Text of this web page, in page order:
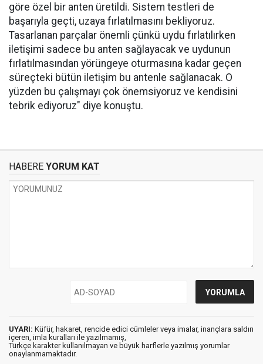
göre özel bir anten üretildi. Sistem testleri de
başarıyla geçti, uzaya fırlatılmasını bekliyoruz.
Tasarlanan parçalar önemli çünkü uydu fırlatılırken
iletişimi sadece bu anten sağlayacak ve uydunun
fırlatılmasından yörüngeye oturmasına kadar geçen
süreçteki bütün iletişim bu antenle sağlanacak. O
yüzden bu çalışmayı çok önemsiyoruz ve kendisini
tebrik ediyoruz" diye konuştu.
HABERE YORUM KAT
UYARI: Küfür, hakaret, rencide edici cümleler veya imalar, inançlara saldırı
içeren, imla kuralları ile yazılmamış,
Türkçe karakter kullanılmayan ve büyük harflerle yazılmış yorumlar
onaylanmamaktadır.